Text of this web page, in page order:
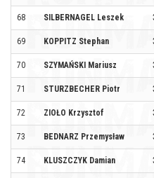
68 SILBERNAGEL Leszek
69 KOPPITZ Stephan
70 SZYMAŃSKI Mariusz
71 STURZBECHER Piotr
72 ZIOŁO Krzysztof
73 BEDNARZ Przemysław
74 KLUSZCZYK Damian